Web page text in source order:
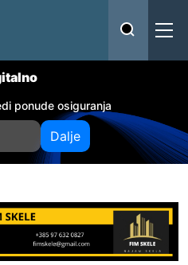
ponude osiguranja
Dalje